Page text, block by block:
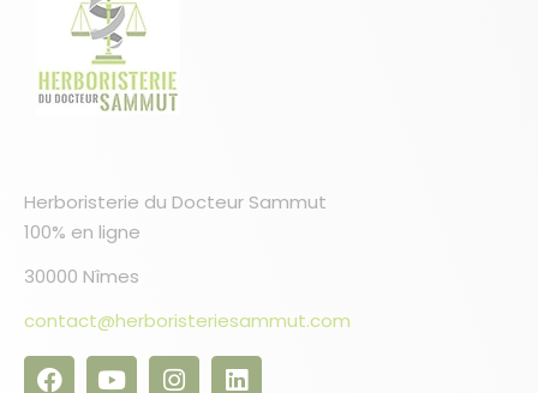
Herboristerie du Docteur Sammut
100% en ligne
30000 Nîmes
contact@herboristeriesammut.com